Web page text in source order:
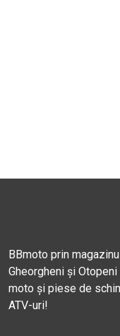
BBmoto prin
Gheorgheni și
moto și piese de
ATV-uri!